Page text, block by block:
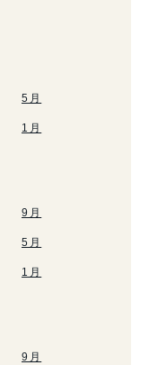
5月
1月
9月
5月
1月
9月